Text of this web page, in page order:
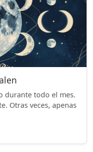
durante todo el mes.
Otras veces, apenas